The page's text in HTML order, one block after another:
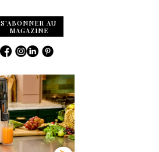
S'ABONNER AU
MAGAZINE